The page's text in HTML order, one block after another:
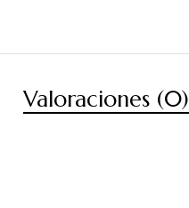
Valoraciones (0)